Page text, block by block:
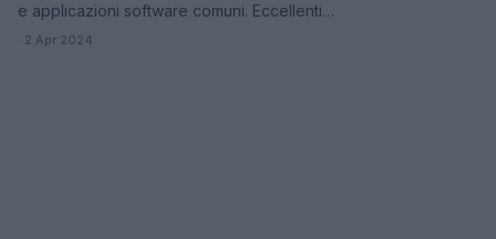
e applicazioni software comuni. Eccellenti…
· 2 Apr 2024